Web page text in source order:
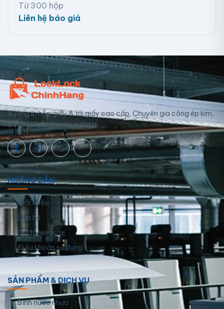
Từ 300 hộp
Liên hệ báo giá
Xưởng in hộp giấy & túi giấy cao cấp. Chuyên gia công ép kim,
UV, dập nổi chuyên nghiệp.
HƯỚNG DẪN
Giới thiệu
Liên hệ
Sơ đồ website
Điều khoản sử dụng
SẢN PHẨM & DỊCH VỤ
Bình nước nhựa